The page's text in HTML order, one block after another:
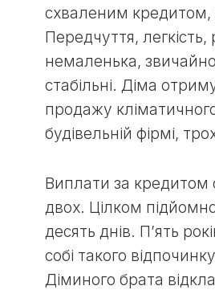
схваленим кредитом,
Передчуття,
немаленька,
стабільні. Діма
продажу
будівельній фірмі,
Виплати за кредитом
двох. Цілком
десять днів. П’ять
собі такого
Діминого брата